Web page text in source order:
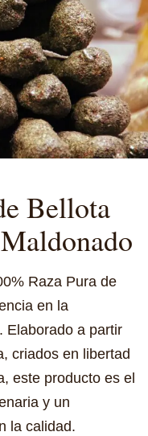
Bellota
Raza Pura de
en la
Elaborado a partir
criados en libertad
este producto es el
y un
la calidad.